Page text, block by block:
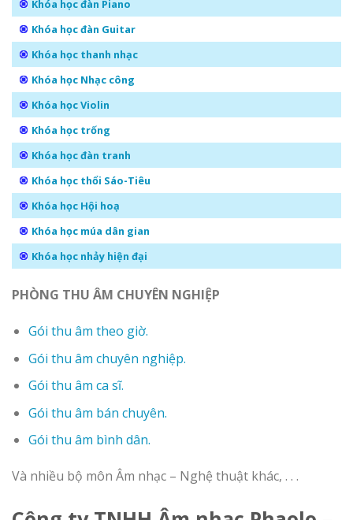
Khóa học đàn Piano
Khóa học đàn Guitar
Khóa học thanh nhạc
Khóa học Nhạc công
Khóa học Violin
Khóa học trống
Khóa học đàn tranh
Khóa học thổi Sáo-Tiêu
Khóa học Hội hoạ
Khóa học múa dân gian
Khóa học nhảy hiện đại
PHÒNG THU ÂM CHUYÊN NGHIỆP
Gói thu âm theo giờ.
Gói thu âm chuyên nghiệp.
Gói thu âm ca sĩ.
Gói thu âm bán chuyên.
Gói thu âm bình dân.
Và nhiều bộ môn Âm nhạc – Nghệ thuật khác, . . .